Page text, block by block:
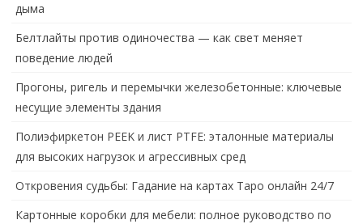
дыма
Белтлайты против одиночества — как свет меняет
поведение людей
Прогоны, ригель и перемычки железобетонные: ключевые
несущие элементы здания
Полиэфиркетон PEEK и лист PTFE: эталонные материалы
для высоких нагрузок и агрессивных сред
Откровения судьбы: Гадание на картах Таро онлайн 24/7
Картонные коробки для мебели: полное руководство по